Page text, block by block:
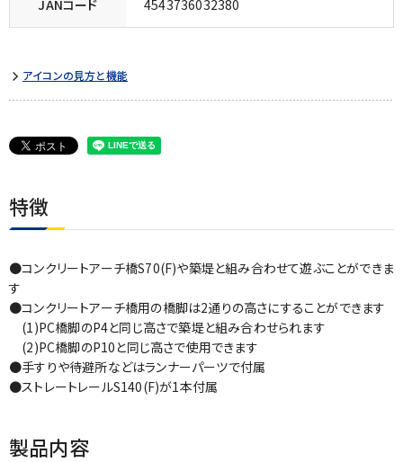
JANコード 4543736032380
アイコンの見方と機能
特徴
●コンクリートアーチ橋S70(F)や築堤と組み合わせて遊ぶことができま
す
●コンクリートアーチ橋用の橋脚は2通りの高さにすることができます
(1)PC橋脚のP4と同じ高さで築堤と組み合わせられます
(2)PC橋脚のP10と同じ高さで使用できます
●手すりや待避所などはランナーパーツで付属
●ストレートレールS140(F)が1本付属
製品内容